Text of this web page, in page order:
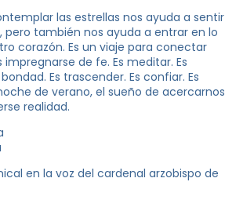
las estrellas nos ayuda a sentir
pero también nos ayuda a entrar en lo
corazón. Es un viaje para conectar
impregnarse de fe. Es meditar. Es
Es trascender. Es confiar. Es
de verano, el sueño de acercarnos
realidad.
en la voz del cardenal arzobispo de